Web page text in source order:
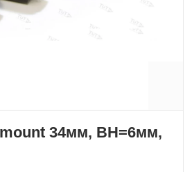
34мм, BH=6мм,